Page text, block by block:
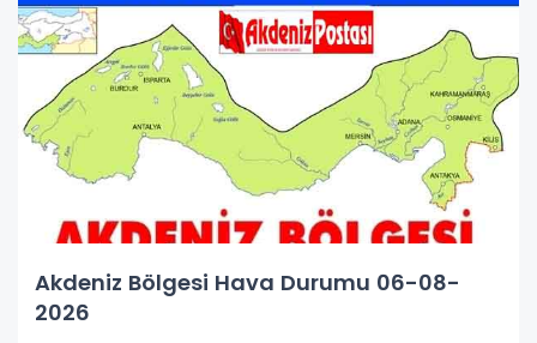
Akdeniz Bölgesi Hava Durumu 06-08-
2026